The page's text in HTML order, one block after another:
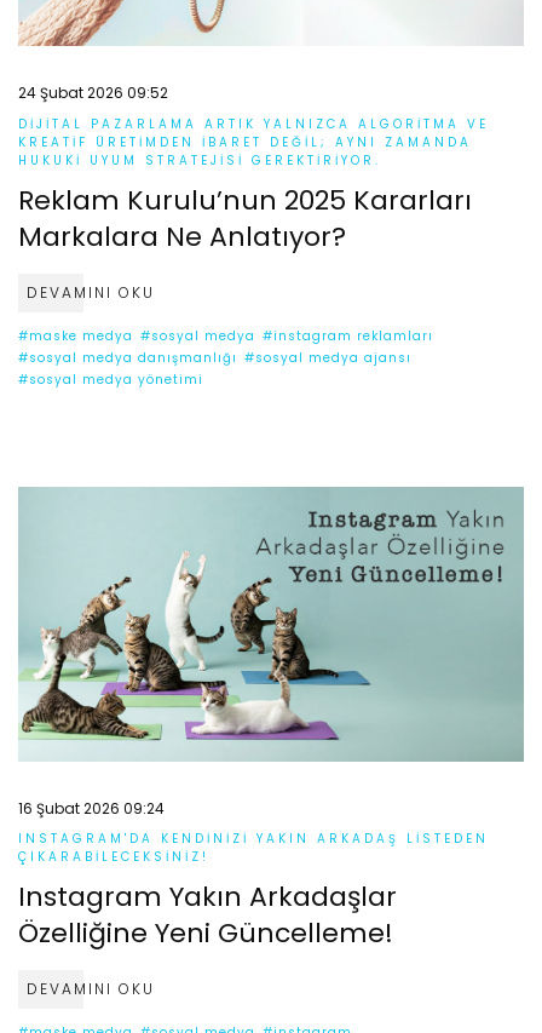
24 Şubat 2026 09:52
DIJITAL PAZARLAMA ARTIK YALNIZCA ALGORITMA VE
KREATIF ÜRETIMDEN IBARET DEĞIL; AYNI ZAMANDA
HUKUKI UYUM STRATEJISI GEREKTIRIYOR.
Reklam Kurulu’nun 2025 Kararları
Markalara Ne Anlatıyor?
DEVAMINI OKU
#maske medya #sosyal medya #instagram reklamları
#sosyal medya danışmanlığı #sosyal medya ajansı
#sosyal medya yönetimi
16 Şubat 2026 09:24
INSTAGRAM'DA KENDINIZI YAKIN ARKADAŞ LISTEDEN
ÇIKARABILECEKSINIZ!
Instagram Yakın Arkadaşlar
Özelliğine Yeni Güncelleme!
DEVAMINI OKU